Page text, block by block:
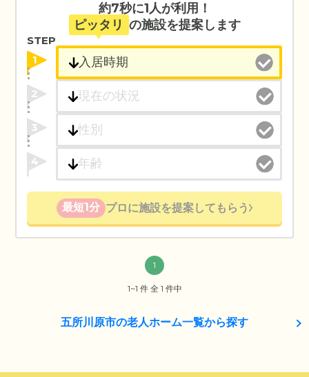
約7秒に1人が利用！
ピッタリ の施設を提案します
STEP
1
2
3
4
最短1分 プロに施設を提案してもらう
1
1~1 件 全 1 件中
五所川原市の老人ホーム一覧から探す